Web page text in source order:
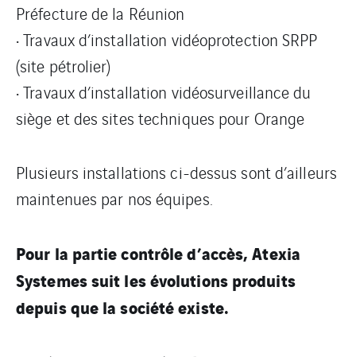
Préfecture de la Réunion
• Travaux d’installation vidéoprotection SRPP
(site pétrolier)
• Travaux d’installation vidéosurveillance du
siège et des sites techniques pour Orange
Plusieurs installations ci-dessus sont d’ailleurs
maintenues par nos équipes.
Pour la partie contrôle d’accès, Atexia
Systemes suit les évolutions produits
depuis que la société existe.